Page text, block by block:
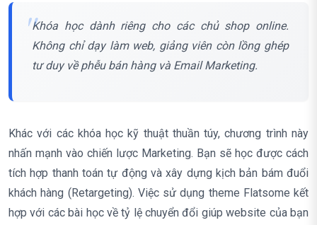
Khóa học dành riêng cho các chủ shop online.
Không chỉ dạy làm web, giảng viên còn lồng ghép
tư duy về phễu bán hàng và Email Marketing.
Khác với các khóa học kỹ thuật thuần túy, chương trình này
nhấn mạnh vào chiến lược Marketing. Bạn sẽ học được cách
tích hợp thanh toán tự động và xây dựng kịch bản bám đuổi
khách hàng (Retargeting). Việc sử dụng theme Flatsome kết
hợp với các bài học về tỷ lệ chuyển đổi giúp website của bạn